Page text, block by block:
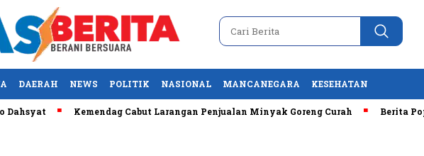
DAERAH NEWS POLITIK NASIONAL MANCANEGARA KESEHATAN
Kemendag Cabut Larangan Penjualan Minyak Goreng Curah Berita